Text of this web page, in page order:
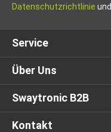
Datenschutzrichtlinie und
Service
Über Uns
Swaytronic B2B
Kontakt